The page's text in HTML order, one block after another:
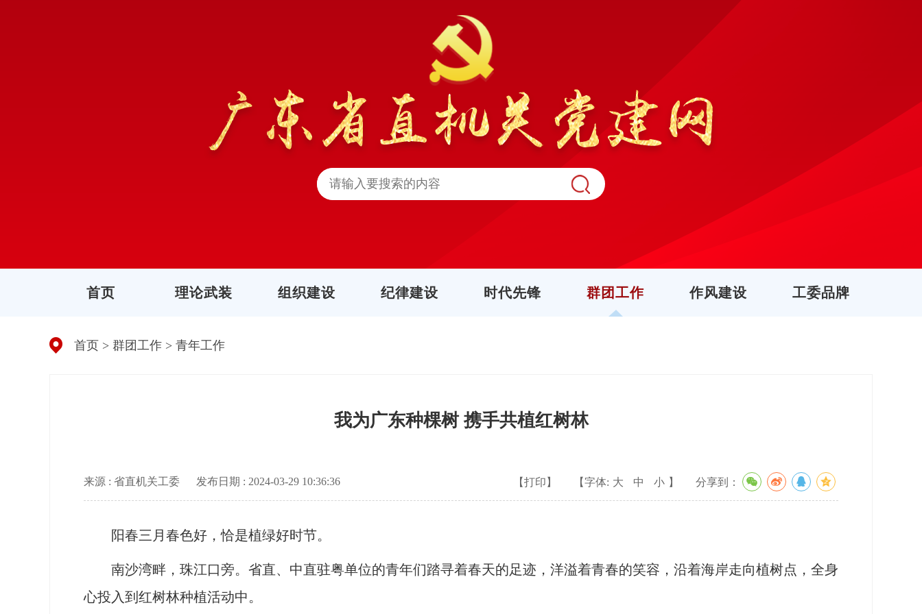
首页 理论武装 组织建设 纪律建设 时代先锋 群团工作 作风建设 工委品牌
首页 > 群团工作 > 青年工作
我为广东种棵树 携手共植红树林
来源 : 省直机关工委 发布日期 : 2024-03-29 10:36:36 【打印】 【字体: 大 中 小 】 分享到：
阳春三月春色好，恰是植绿好时节。
南沙湾畔，珠江口旁。省直、中直驻粤单位的青年们踏寻着春天的足迹，洋溢着青春的笑容，沿着海岸走向植树点，全身
心投入到红树林种植活动中。